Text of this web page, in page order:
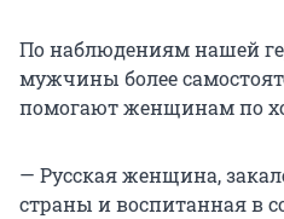
По наблюдениям нашей
мужчины более
помогают женщинам по
— Русская женщина,
страны и воспитанная в